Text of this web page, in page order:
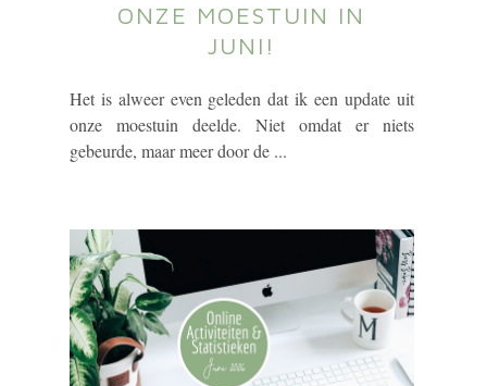
ONZE MOESTUIN IN
JUNI!
Het is alweer even geleden dat ik een update uit
onze moestuin deelde. Niet omdat er niets
gebeurde, maar meer door de ...